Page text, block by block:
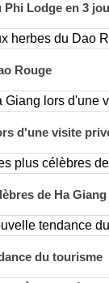
Lodge en 3
Rouge
d'une visite
de Ha Giang
du tourisme